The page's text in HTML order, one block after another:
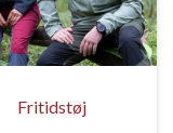
Fritidstøj